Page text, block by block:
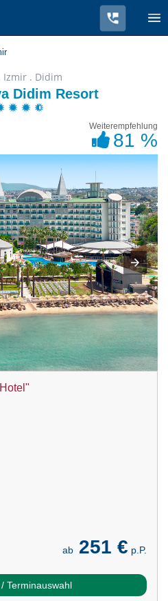
Izmir . Didim
Didim Resort
Weiterempfehlung
81 %
ab 251 € p.P.
Terminauswahl